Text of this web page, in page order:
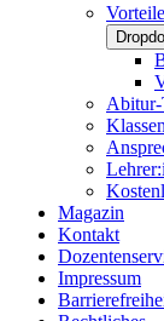
Abitur-
Magazin
Kontakt
Impressum